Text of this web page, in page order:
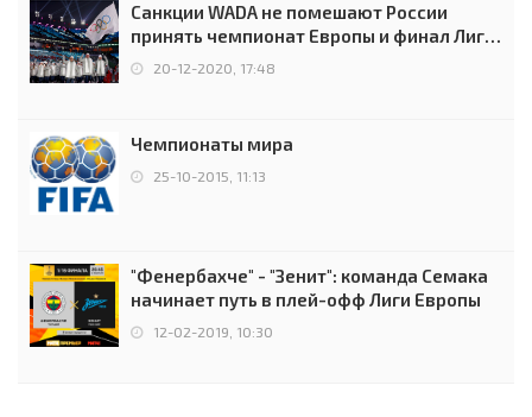
Санкции WADA не помешают России
принять чемпионат Европы и финал Лиги
чемпионов.
20-12-2020, 17:48
Чемпионаты мира
25-10-2015, 11:13
"Фенербахче" - "Зенит": команда Семака
начинает путь в плей-офф Лиги Европы
12-02-2019, 10:30